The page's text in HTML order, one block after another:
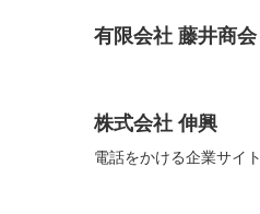
有限会社 藤井商会
株式会社 伸興
電話をかける企業サイト